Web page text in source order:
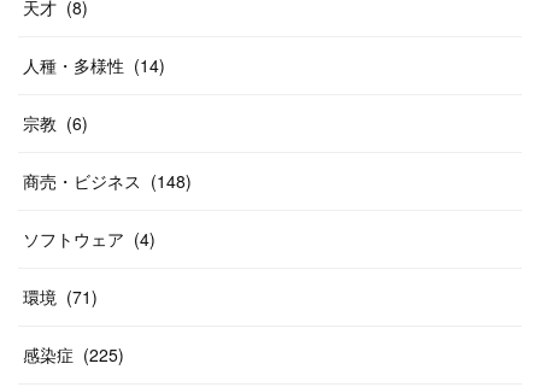
天才 (8)
人種・多様性 (14)
宗教 (6)
商売・ビジネス (148)
ソフトウェア (4)
環境 (71)
感染症 (225)